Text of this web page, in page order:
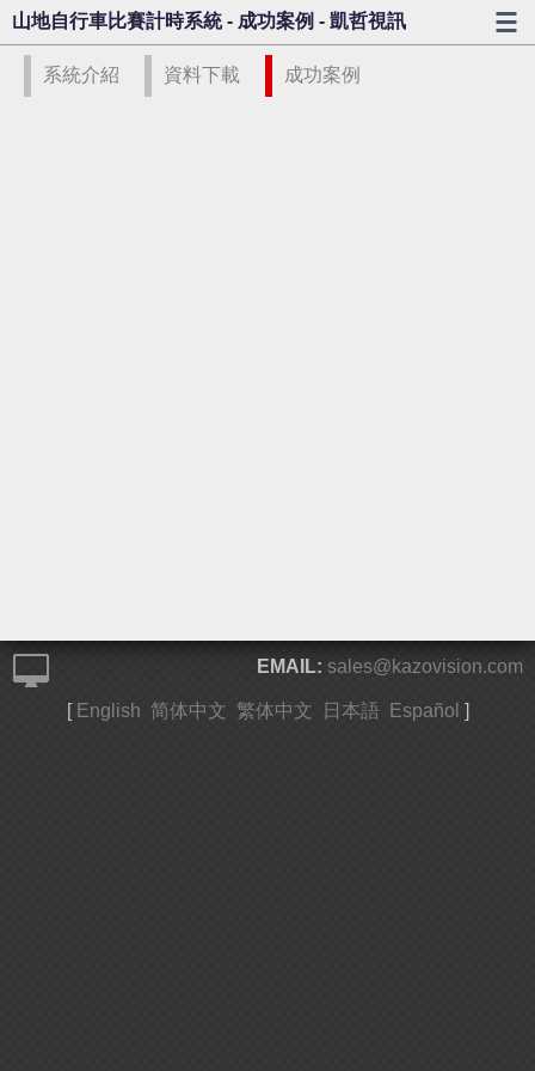
山地自行車比賽計時系統 - 成功案例 - 凱哲視訊
系統介紹 資料下載 成功案例
EMAIL: sales@kazovision.com
[ English 简体中文 繁体中文 日本語 Español ]